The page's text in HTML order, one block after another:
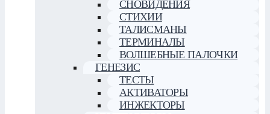
СНОВИДЕНИЯ
СТИХИИ
ТАЛИСМАНЫ
ТЕРМИНАЛЫ
ВОЛШЕБНЫЕ ПАЛОЧКИ
ГЕНЕЗИС
ТЕСТЫ
АКТИВАТОРЫ
ИНЖЕКТОРЫ